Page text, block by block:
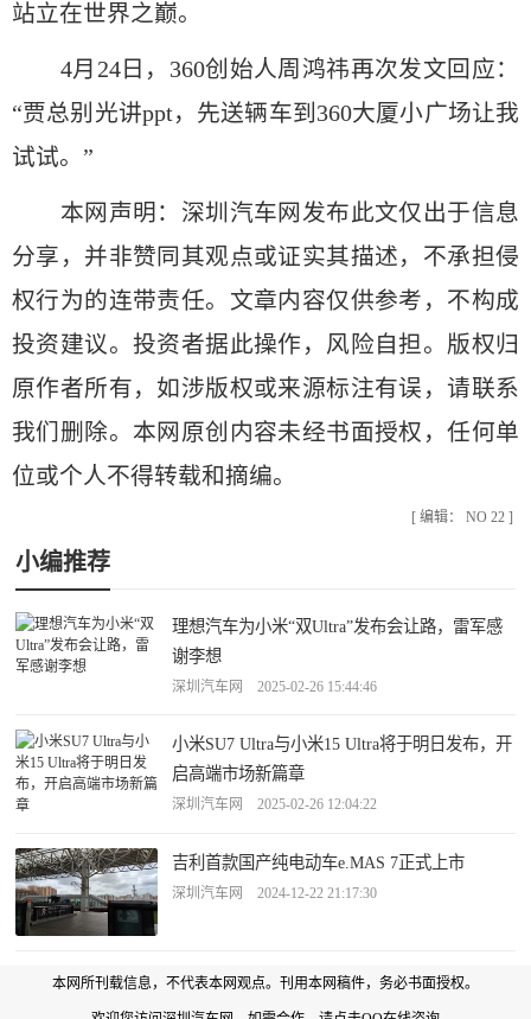
站立在世界之巅。
4月24日，360创始人周鸿祎再次发文回应：
“贾总别光讲ppt，先送辆车到360大厦小广场让我
试试。”
本网声明：深圳汽车网发布此文仅出于信息
分享，并非赞同其观点或证实其描述，不承担侵
权行为的连带责任。文章内容仅供参考，不构成
投资建议。投资者据此操作，风险自担。版权归
原作者所有，如涉版权或来源标注有误，请联系
我们删除。本网原创内容未经书面授权，任何单
位或个人不得转载和摘编。
[ 编辑： NO 22 ]
小编推荐
理想汽车为小米“双Ultra”发布会让路，雷军感
谢李想
深圳汽车网 2025-02-26 15:44:46
小米SU7 Ultra与小米15 Ultra将于明日发布，开
启高端市场新篇章
深圳汽车网 2025-02-26 12:04:22
吉利首款国产纯电动车e.MAS 7正式上市
深圳汽车网 2024-12-22 21:17:30
本网所刊载信息，不代表本网观点。刊用本网稿件，务必书面授权。